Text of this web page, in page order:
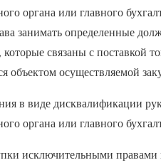
органа или главного
занимать определенные
связаны с поставкой
объектом осуществляемой
в виде дисквалификации
органа или главного
исключительными правами